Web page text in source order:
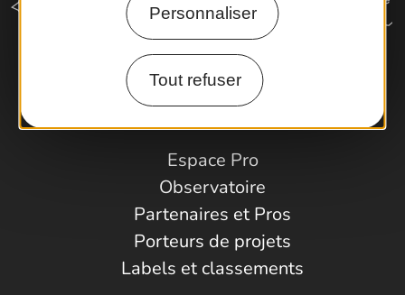
Personnaliser
Tout refuser
Comment venir ?
Espace Pro
Observatoire
Partenaires et Pros
Porteurs de projets
Labels et classements